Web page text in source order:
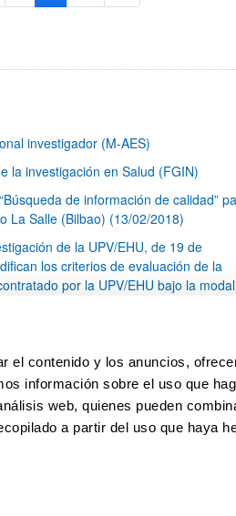
el contenido y los anuncios,
información sobre el uso que
web, quienes pueden
a partir del uso que haya
investigador (M-AES)
la investigación en Salud (FGIN)
de información de calidad”
La Salle (Bilbao) (13/02/2018)
de la UPV/EHU, de 19 de
los criterios de evaluación de la
por la UPV/EHU bajo la
de los Servicios Generales de
laboratorio (SECAL) (12/12/2017)
Use TAB para desplazarse.
Página
15 Página
16 ...Páginas intermedias
Página
79